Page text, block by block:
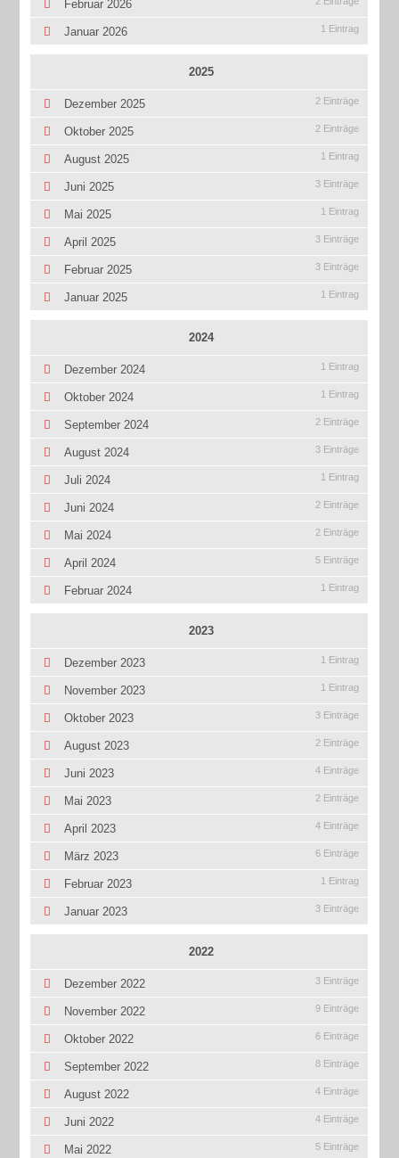
Februar 2026
Januar 2026 1 Eintrag
2025
Dezember 2025 2 Einträge
Oktober 2025 2 Einträge
August 2025 1 Eintrag
Juni 2025 3 Einträge
Mai 2025 1 Eintrag
April 2025 3 Einträge
Februar 2025 3 Einträge
Januar 2025 1 Eintrag
2024
Dezember 2024 1 Eintrag
Oktober 2024 1 Eintrag
September 2024 2 Einträge
August 2024 3 Einträge
Juli 2024 1 Eintrag
Juni 2024 2 Einträge
Mai 2024 2 Einträge
April 2024 5 Einträge
Februar 2024 1 Eintrag
2023
Dezember 2023 1 Eintrag
November 2023 1 Eintrag
Oktober 2023 3 Einträge
August 2023 2 Einträge
Juni 2023 4 Einträge
Mai 2023 2 Einträge
April 2023 4 Einträge
März 2023 6 Einträge
Februar 2023 1 Eintrag
Januar 2023 3 Einträge
2022
Dezember 2022 3 Einträge
November 2022 9 Einträge
Oktober 2022 6 Einträge
September 2022 8 Einträge
August 2022 4 Einträge
Juni 2022 4 Einträge
Mai 2022 5 Einträge